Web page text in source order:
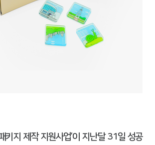
키지 제작 지원사업’이 지난달 31일 성공